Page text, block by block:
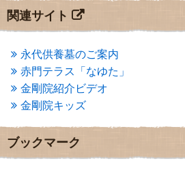
2013年7月
(7)
2013年6月 (6)
2013年5月(13)
2013年4月(1)
2013年3月
(4)
2013年2月(6)
2013年1月(6)
2012年12月(7)
2012年10月(5)
2012年9月
(8)
関連サイト
永代供養墓のご案内
赤門テラス「なゆた」
金剛院紹介ビデオ
金剛院キッズ
ブックマーク